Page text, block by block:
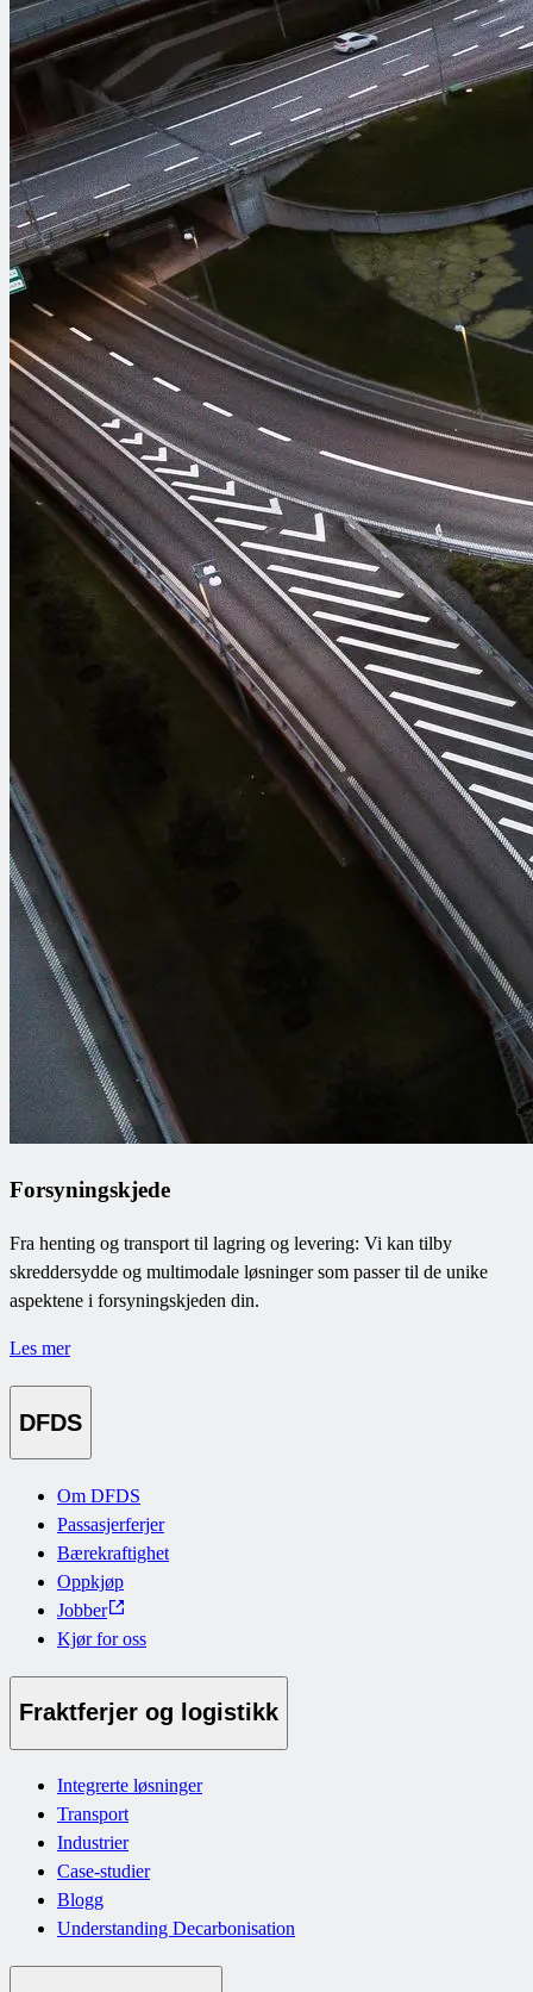
Forsyningskjede
Fra henting og transport til lagring og levering: Vi kan tilby
skreddersydde og multimodale løsninger som passer til de unike
aspektene i forsyningskjeden din.
Les mer
DFDS
Om DFDS
Passasjerferjer
Bærekraftighet
Oppkjøp
Jobber
Kjør for oss
Fraktferjer og logistikk
Integrerte løsninger
Transport
Industrier
Case-studier
Blogg
Understanding Decarbonisation